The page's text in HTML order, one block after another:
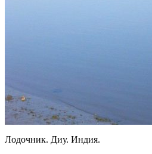
Лодочник. Диу. Индия.